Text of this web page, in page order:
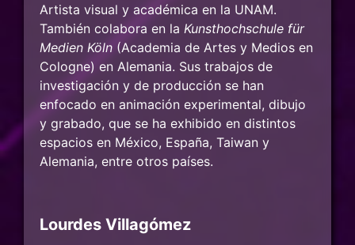
Artista visual y académica en la UNAM.
También colabora en la Kunsthochschule für
Medien Köln (Academia de Artes y Medios en
Cologne) en Alemania. Sus trabajos de
investigación y de producción se han
enfocado en animación experimental, dibujo
y grabado, que se ha exhibido en distintos
espacios en México, España, Taiwan y
Alemania, entre otros países.
Lourdes Villagómez